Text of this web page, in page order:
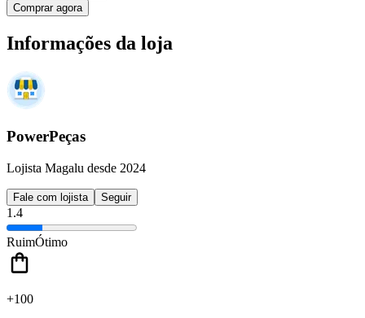
Comprar agora
Informações da loja
PowerPeças
Lojista Magalu desde 2024
Fale com lojista Seguir
1.4
RuimÓtimo
+100